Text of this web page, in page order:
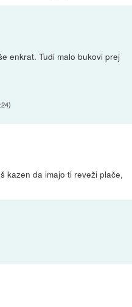
enkrat. Tudi malo bukovi prej
)
kazen da imajo ti reveži plače,